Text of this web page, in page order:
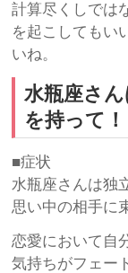
計算尽くしでは
を起こしてもい
いね。
水瓶座さ
を持って！
■症状
水瓶座さんは独
思い中の相手に
恋愛において自
気持ちがフェー